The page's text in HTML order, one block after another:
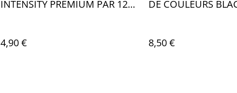
INTENSITY PREMIUM PAR 12 -
4,90 €
DE COULEURS
8,50 €